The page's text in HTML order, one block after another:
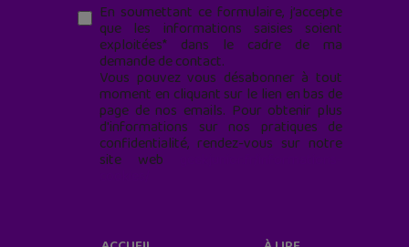
En soumettant ce formulaire, j’accepte
que les informations saisies soient
exploitées* dans le cadre de ma
demande de contact.
Vous pouvez vous désabonner à tout
moment en cliquant sur le lien en bas de
page de nos emails. Pour obtenir plus
d'informations sur nos pratiques de
confidentialité, rendez-vous sur notre
site web